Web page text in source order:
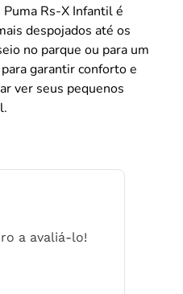
Rs-X Infantil é
despojados até os
no parque ou para um
garantir conforto e
ver seus pequenos
a avaliá-lo!